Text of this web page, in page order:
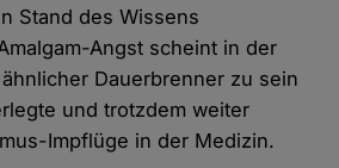
Stand des Wissens
Angst scheint in der
Dauerbrenner zu sein
und trotzdem weiter
Impflüge in der Medizin.